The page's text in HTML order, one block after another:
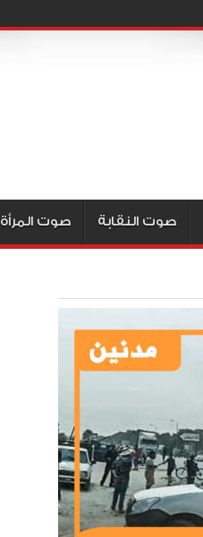
صوت النقابة صوت المرأة